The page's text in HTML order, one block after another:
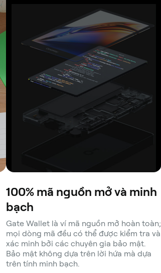
100% mã nguồn mở và minh
bạch
Gate Wallet là ví mã nguồn mở hoàn toàn;
mọi dòng mã đều có thể được kiểm tra và
xác minh bởi các chuyên gia bảo mật.
Bảo mật không dựa trên lời hứa mà dựa
trên tính minh bạch.